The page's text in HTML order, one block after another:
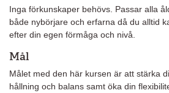
Inga förkunskaper behövs. Passar alla
både nybörjare och erfarna då du alltid
efter din egen förmåga och nivå.
Mål
Målet med den här kursen är att stärka
hållning och balans samt öka din